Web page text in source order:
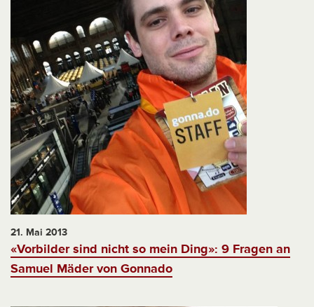
21. Mai 2013
«Vorbilder sind nicht so mein Ding»: 9 Fragen an
Samuel Mäder von Gonnado